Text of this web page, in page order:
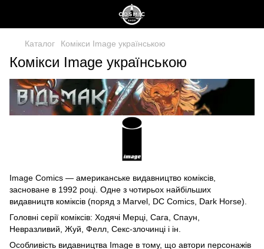
Каталог Комікси Image українською
Комікси Image українською
Image Comics — американське видавництво коміксів,
засноване в 1992 році. Одне з чотирьох найбільших
видавництв коміксів (поряд з Marvel, DC Comics, Dark Horse).
Головні серії коміксів: Ходячі Мерці, Сага, Спаун,
Невразливий, Жуй, Фелл, Секс-злочинці і ін.
Особливість видавництва Image в тому, що автори персонажів